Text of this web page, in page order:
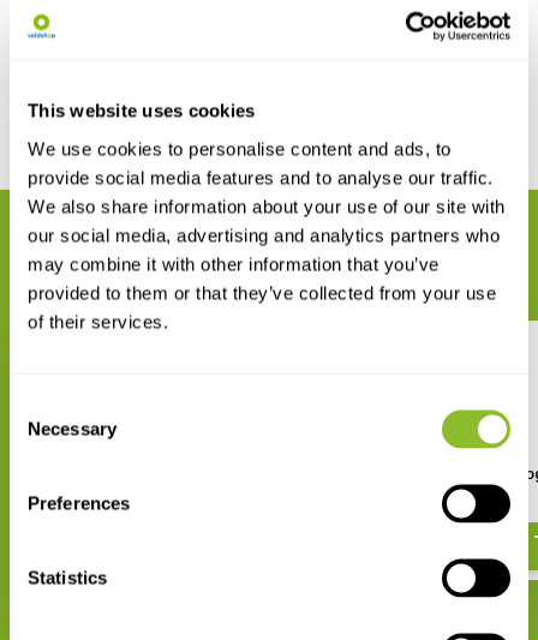
This website uses cookies
We use cookies to personalise content and ads, to
provide social media features and to analyse our traffic.
We also share information about your use of our site with
our social media, advertising and analytics partners who
may combine it with other information that you’ve
provided to them or that they’ve collected from your use
of their services.
Selection
Necessary
Preferences
Statistics
Specificaties
Delen
GERELATEERDE PRODUCTEN
Maak uw bestelling compleet
Handboek Europese
€ 109,95